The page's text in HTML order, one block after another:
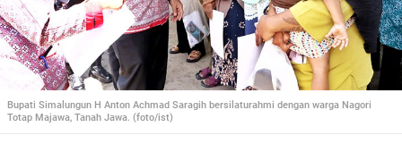
Bupati Simalungun H Anton Achmad Saragih bersilaturahmi dengan warga Nagori
Totap Majawa, Tanah Jawa. (foto/ist)